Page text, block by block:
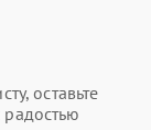
оставьте